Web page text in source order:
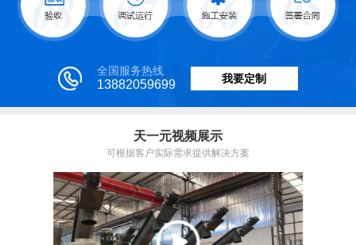
全国服务热线
13882059699 我要定制
天一元视频展示
可根据客户实际需求提供解决方案